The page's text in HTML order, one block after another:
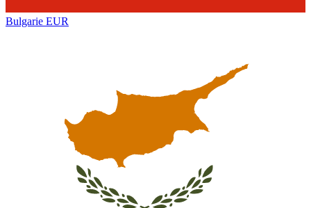
Bulgarie EUR